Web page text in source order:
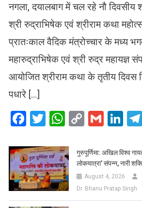
नगला, दयालबाग में चल रहे नौ दिवसीय
श्री रुद्राभिषेक एवं श्रीराम कथा
प्रातःकाल वैदिक मंत्रोच्चार के मध्य
महारुद्राभिषेक एवं श्री रुद्र महायज्ञ
आयोजित श्रीराम कथा के तृतीय दिवस
पधारे […]
Facebook
Twitter
WhatsApp
CopyGmail
गुरुपूर्णिमा: अखिल विश्व
लोकयात्रा’ संपन्न, नारी
August 4, 2026
Dr. Bhanu Pratap Singh